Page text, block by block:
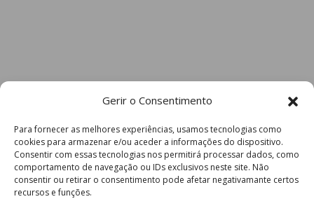
Gerir o Consentimento
Para fornecer as melhores experiências, usamos tecnologias como
cookies para armazenar e/ou aceder a informações do dispositivo.
Consentir com essas tecnologias nos permitirá processar dados, como
comportamento de navegação ou IDs exclusivos neste site. Não
consentir ou retirar o consentimento pode afetar negativamante certos
recursos e funções.